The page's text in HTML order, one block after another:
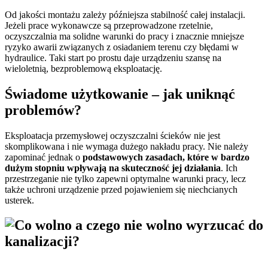
Od jakości montażu zależy późniejsza stabilność całej instalacji.
Jeżeli prace wykonawcze są przeprowadzone rzetelnie,
oczyszczalnia ma solidne warunki do pracy i znacznie mniejsze
ryzyko awarii związanych z osiadaniem terenu czy błędami w
hydraulice. Taki start po prostu daje urządzeniu szansę na
wieloletnią, bezproblemową eksploatację.
Świadome użytkowanie – jak uniknąć
problemów?
Eksploatacja przemysłowej oczyszczalni ścieków nie jest
skomplikowana i nie wymaga dużego nakładu pracy. Nie należy
zapominać jednak o podstawowych zasadach, które w bardzo
dużym stopniu wpływają na skuteczność jej działania. Ich
przestrzeganie nie tylko zapewni optymalne warunki pracy, lecz
także uchroni urządzenie przed pojawieniem się niechcianych
usterek.